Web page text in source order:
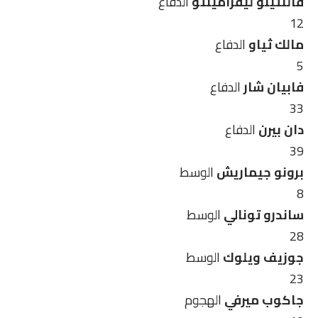
12
مالك ثياوالدفاع
5
فابيان شارالدفاع
33
دان بيرنالدفاع
39
برونو جيماريشالوسط
8
ساندرو توناليالوسط
28
جوزيف ويلوكالوسط
23
جاكوب ميرفيالهجوم